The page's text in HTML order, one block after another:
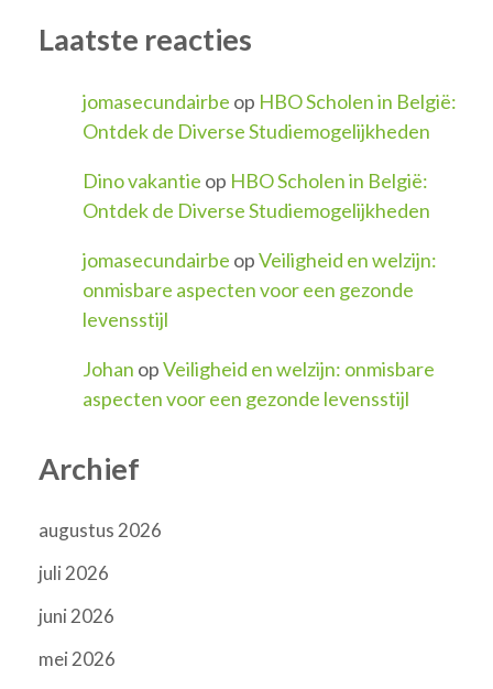
Laatste reacties
jomasecundairbe op HBO Scholen in België:
Ontdek de Diverse Studiemogelijkheden
Dino vakantie op HBO Scholen in België:
Ontdek de Diverse Studiemogelijkheden
jomasecundairbe opVeiligheid en welzijn:
onmisbare aspecten voor een gezonde
levensstijl
Johan opVeiligheid en welzijn: onmisbare
aspecten voor een gezonde levensstijl
Archief
augustus 2026
juli 2026
juni 2026
mei 2026